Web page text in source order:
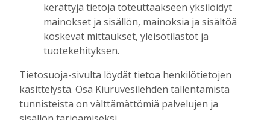
Paperilehtitilaussisältää joka viikko
(paitsi vko 52) ilmestyvän paperilehden
julkaisemat erikois- ja liitelehdet.
Jos sinulla on kysymyksiä kansainvälisistä
kerättyjä tietoja toteuttaakseen yksilöidyt
mainokset ja sisällön, mainoksia ja sisältöä
koskevat mittaukset, yleisötilastot ja
tuotekehityksen.
Tietosuoja-sivulta löydät tietoa henkilötietojen
käsittelystä. Osa Kiuruvesilehden tallentamista
tunnisteista on välttämättömiä palvelujen ja